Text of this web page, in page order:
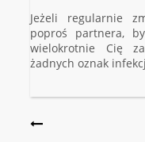
Jeżeli regularnie
poproś partnera,
wielokrotnie Cię
żadnych oznak